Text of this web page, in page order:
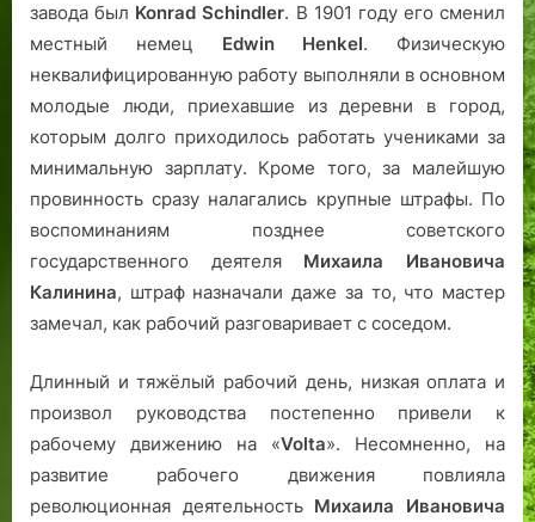
завода был Konrad Schindler. В 1901 году его сменил
местный немец Edwin Henkel. Физическую
неквалифицированную работу выполняли в основном
молодые люди, приехавшие из деревни в город,
которым долго приходилось работать учениками за
минимальную зарплату. Кроме того, за малейшую
провинность сразу налагались крупные штрафы. По
воспоминаниям позднее советского
государственного деятеля Mихаила Ивановича
Калинина, штраф назначали даже за то, что мастер
замечал, как рабочий разговаривает с соседом.
Длинный и тяжёлый рабочий день, низкая оплата и
произвол руководства постепенно привели к
рабочему движению на «Volta». Несомненно, на
развитие рабочего движения повлияла
революционная деятельность Михаила Ивановича